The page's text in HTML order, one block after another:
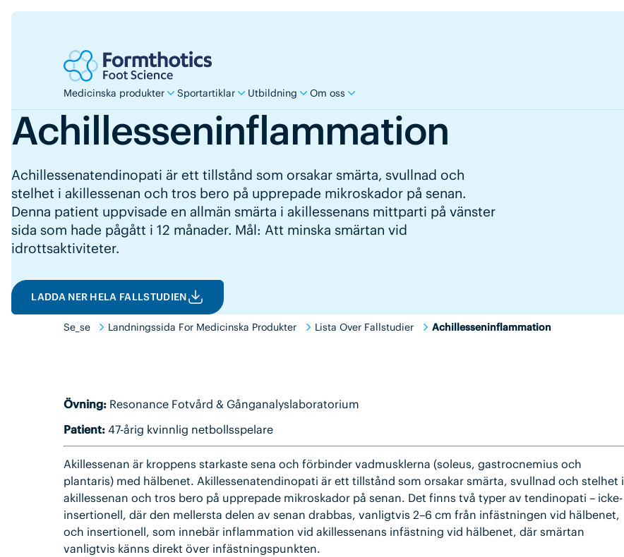
Medicinska produkter Sportartiklar Utbildning Om oss
Achillesseninflammation
Achillessenatendinopati är ett tillstånd som orsakar smärta, svullnad och
stelhet i akillessenan och tros bero på upprepade mikroskador på senan.
Denna patient uppvisade en allmän smärta i akillessenans mittparti på vänster
sida som hade pågått i 12 månader. Mål: Att minska smärtan vid
idrottsaktiviteter.
LADDA NER HELA FALLSTUDIEN
Se_se Landningssida For Medicinska Produkter Lista Over Fallstudier Achillesseninflammation
Övning:Resonance Fotvård & Gånganalyslaboratorium
Patient:47-årig kvinnlig netbollsspelare
Akillessenan är kroppens starkaste sena och förbinder vadmusklerna (soleus, gastrocnemius och
plantaris) med hälbenet. Akillessenatendinopati är ett tillstånd som orsakar smärta, svullnad och stelhet i
akillessenan och tros bero på upprepade mikroskador på senan. Det finns två typer av tendinopati – icke-
insertionell, där den mellersta delen av senan drabbas, vanligtvis 2–6 cm från infästningen vid hälbenet,
och insertionell, som innebär inflammation vid akillessenans infästning vid hälbenet, där smärtan
vanligtvis känns direkt över infästningspunkten.